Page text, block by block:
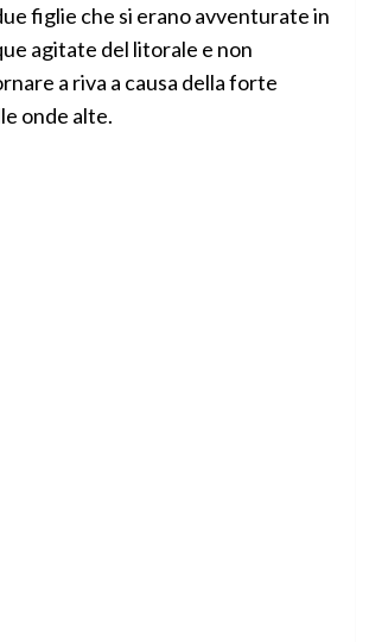
figlie che si erano avventurate in
agitate del litorale e non
a riva a causa della forte
onde alte.